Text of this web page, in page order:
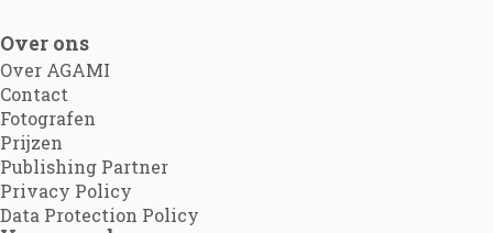
Over ons
Over AGAMI
Contact
Fotografen
Prijzen
Publishing Partner
Privacy Policy
Data Protection Policy